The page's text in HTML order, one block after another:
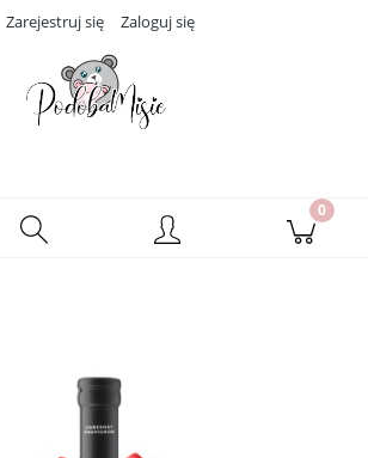
Zarejestruj się Zaloguj się